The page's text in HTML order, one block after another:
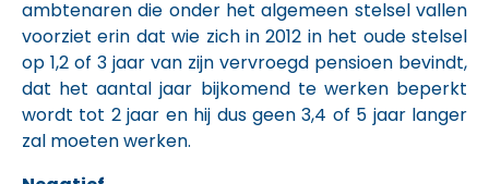
ambtenaren die onder het algemeen stelsel vallen
voorziet erin dat wie zich in 2012 in het oude stelsel
op 1,2 of 3 jaar van zijn vervroegd pensioen bevindt,
dat het aantal jaar bijkomend te werken beperkt
wordt tot 2 jaar en hij dus geen 3,4 of 5 jaar langer
zal moeten werken.